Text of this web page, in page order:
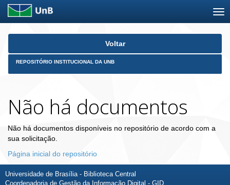
Skip
Voltar
REPOSITÓRIO INSTITUCIONAL DA UNB
Não há documentos
Não há documentos disponíveis no repositório de acordo com a
sua solicitação.
Página inicial do repositório
Universidade de Brasília - Biblioteca Central
Coordenadoria de Gestão da Informação Digital - GID